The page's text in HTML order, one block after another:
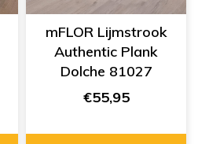
mFLOR Lijmstrook
Authentic Plank
Dolche 81027
€55,95